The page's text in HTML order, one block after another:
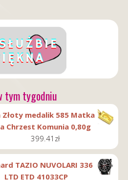
tym tygodniu
Złoty medalik 585 Matka
Chrzest Komunia 0,80g
399.41 zł
TAZIO NUVOLARI 336
LTD ETD 41033CP